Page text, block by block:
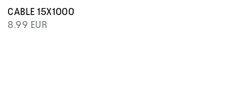
CABLE 15X1000
8.99 EUR